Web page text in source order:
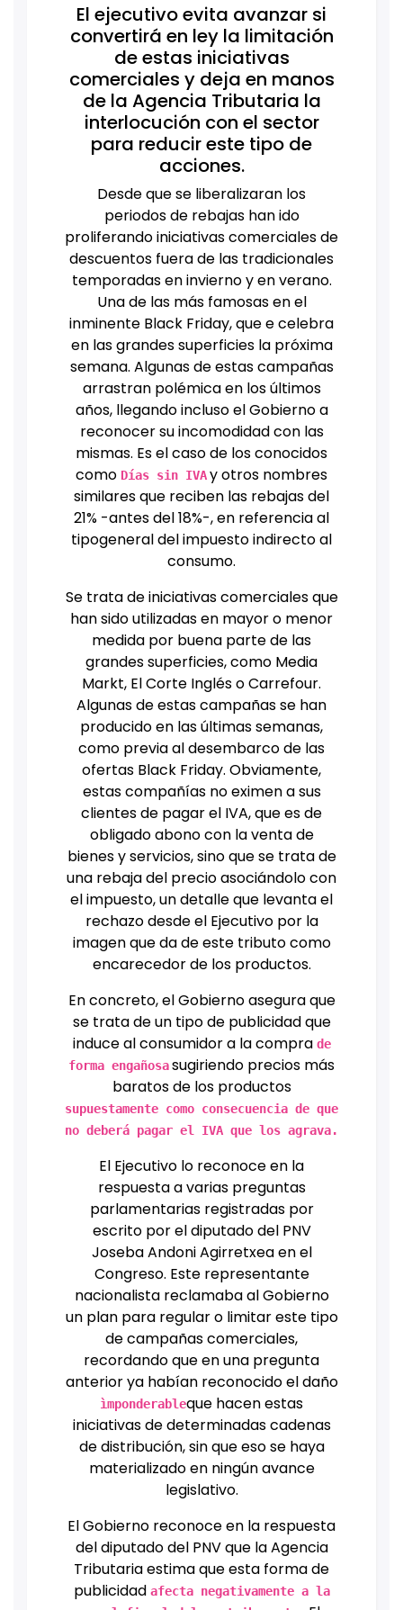
El ejecutivo evita avanzar si
convertirá en ley la limitación
de estas iniciativas
comerciales y deja en manos
de la Agencia Tributaria la
interlocución con el sector
para reducir este tipo de
acciones.
Desde que se liberalizaran los
periodos de rebajas han ido
proliferando iniciativas comerciales de
descuentos fuera de las tradicionales
temporadas en invierno y en verano.
Una de las más famosas en el
inminente Black Friday, que e celebra
en las grandes superficies la próxima
semana. Algunas de estas campañas
arrastran polémica en los últimos
años, llegando incluso el Gobierno a
reconocer su incomodidad con las
mismas. Es el caso de los conocidos
como Días sin IVAy otros nombres
similares que reciben las rebajas del
21% -antes del 18%-, en referencia al
tipogeneral del impuesto indirecto al
consumo.
Se trata de iniciativas comerciales que
han sido utilizadas en mayor o menor
medida por buena parte de las
grandes superficies, como Media
Markt, El Corte Inglés o Carrefour.
Algunas de estas campañas se han
producido en las últimas semanas,
como previa al desembarco de las
ofertas Black Friday. Obviamente,
estas compañías no eximen a sus
clientes de pagar el IVA, que es de
obligado abono con la venta de
bienes y servicios, sino que se trata de
una rebaja del precio asociándolo con
el impuesto, un detalle que levanta el
rechazo desde el Ejecutivo por la
imagen que da de este tributo como
encarecedor de los productos.
En concreto, el Gobierno asegura que
se trata de un tipo de publicidad que
induce al consumidor a la compra de
forma engañosasugiriendo precios más
baratos de los productos
supuestamente como consecuencia de que
no deberá pagar el IVA que los agrava.
El Ejecutivo lo reconoce en la
respuesta a varias preguntas
parlamentarias registradas por
escrito por el diputado del PNV
Joseba Andoni Agirretxea en el
Congreso. Este representante
nacionalista reclamaba al Gobierno
un plan para regular o limitar este tipo
de campañas comerciales,
recordando que en una pregunta
anterior ya habían reconocido el daño
ìmponderableque hacen estas
iniciativas de determinadas cadenas
de distribución, sin que eso se haya
materializado en ningún avance
legislativo.
El Gobierno reconoce en la respuesta
del diputado del PNV que la Agencia
Tributaria estima que esta forma de
publicidad afecta negativamente a la